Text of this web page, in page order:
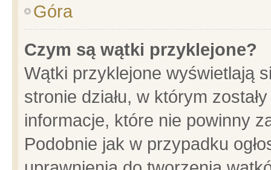
Góra
Czym są wątki przyklejone?
Wątki przyklejone wyświetlają
stronie działu, w którym
informacje, które nie powinny
Podobnie jak w przypadku